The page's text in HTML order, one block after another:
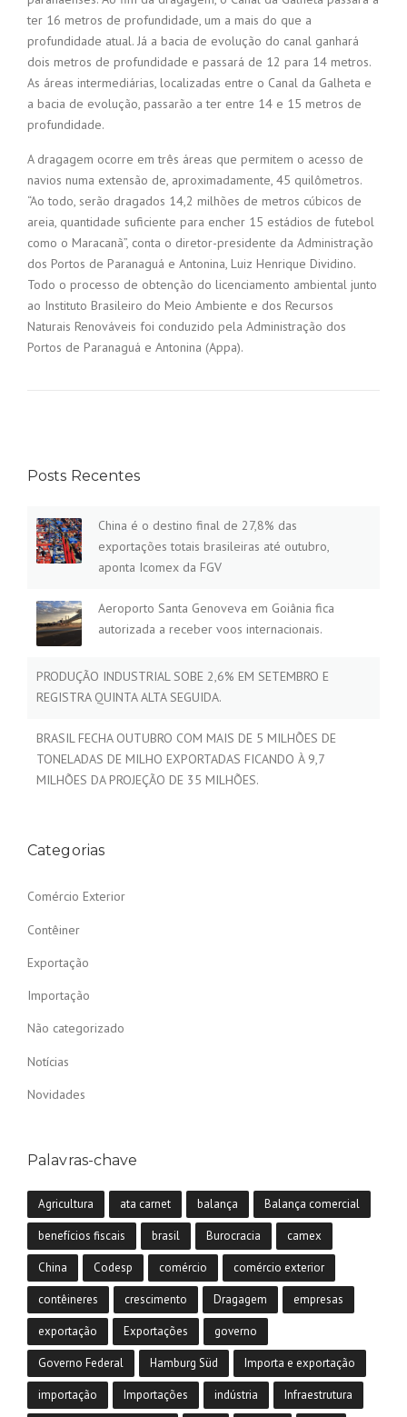
ter 16 metros de profundidade, um a mais do que a
profundidade atual. Já a bacia de evolução do canal ganhará
dois metros de profundidade e passará de 12 para 14 metros.
As áreas intermediárias, localizadas entre o Canal da Galheta e
a bacia de evolução, passarão a ter entre 14 e 15 metros de
profundidade.
A dragagem ocorre em três áreas que permitem o acesso de
navios numa extensão de, aproximadamente, 45 quilômetros.
“Ao todo, serão dragados 14,2 milhões de metros cúbicos de
areia, quantidade suficiente para encher 15 estádios de futebol
como o Maracanã”, conta o diretor-presidente da Administração
dos Portos de Paranaguá e Antonina, Luiz Henrique Dividino.
Todo o processo de obtenção do licenciamento ambiental junto
ao Instituto Brasileiro do Meio Ambiente e dos Recursos
Naturais Renováveis foi conduzido pela Administração dos
Portos de Paranaguá e Antonina (Appa).
Posts Recentes
China é o destino final de 27,8% das
exportações totais brasileiras até outubro,
aponta Icomex da FGV
Aeroporto Santa Genoveva em Goiânia fica
autorizada a receber voos internacionais.
PRODUÇÃO INDUSTRIAL SOBE 2,6% EM SETEMBRO E
REGISTRA QUINTA ALTA SEGUIDA.
BRASIL FECHA OUTUBRO COM MAIS DE 5 MILHÕES DE
TONELADAS DE MILHO EXPORTADAS FICANDO À 9,7
MILHÕES DA PROJEÇÃO DE 35 MILHÕES.
Categorias
Comércio Exterior
Contêiner
Exportação
Importação
Não categorizado
Notícias
Novidades
Palavras-chave
Agricultura ata carnet balança Balança comercial
benefícios fiscais brasil Burocracia camex
China Codesp comércio comércio exterior
contêineres crescimento Dragagem empresas
exportação Exportações governo
Governo Federal Hamburg Süd Importa e exportação
importação Importações indústria Infraestrutura